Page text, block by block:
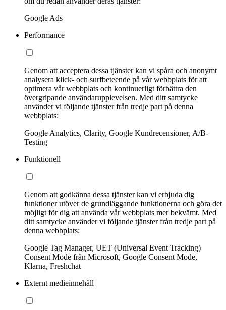
Google Ads
Performance
Genom att acceptera dessa tjänster kan vi spåra och anonymt
analysera klick- och surfbeteende på vår webbplats för att
optimera vår webbplats och kontinuerligt förbättra den
övergripande användarupplevelsen. Med ditt samtycke
använder vi följande tjänster från tredje part på denna
webbplats:
Google Analytics, Clarity, Google Kundrecensioner, A/B-
Testing
Funktionell
Genom att godkänna dessa tjänster kan vi erbjuda dig
funktioner utöver de grundläggande funktionerna och göra det
möjligt för dig att använda vår webbplats mer bekvämt. Med
ditt samtycke använder vi följande tjänster från tredje part på
denna webbplats:
Google Tag Manager, UET (Universal Event Tracking)
Consent Mode från Microsoft, Google Consent Mode,
Klarna, Freshchat
Externt medieinnehåll